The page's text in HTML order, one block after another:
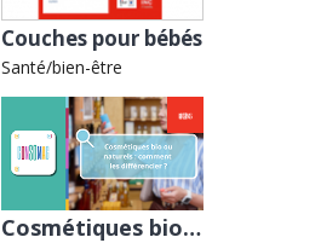
Couches pour bébés
Santé/bien-être
Cosmétiques bio ou naturels : comment les différencier ?